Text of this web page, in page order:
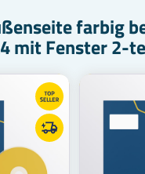
farbig
mit Fenster 2-